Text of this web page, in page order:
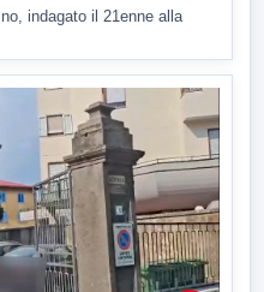
indagato il 21enne alla